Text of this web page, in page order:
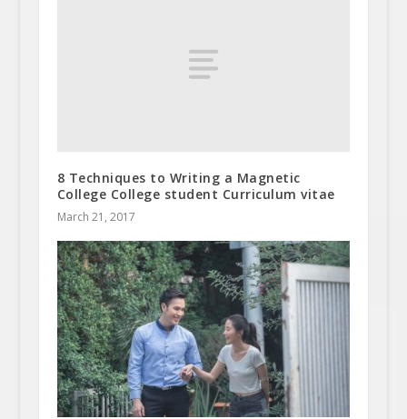
8 Techniques to Writing a Magnetic
College College student Curriculum vitae
March 21, 2017